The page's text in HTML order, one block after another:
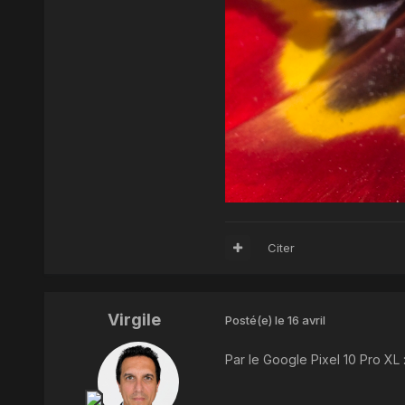
Citer
Virgile Posté(e) le 16 avril
Par le Google Pixel 10 Pro XL :